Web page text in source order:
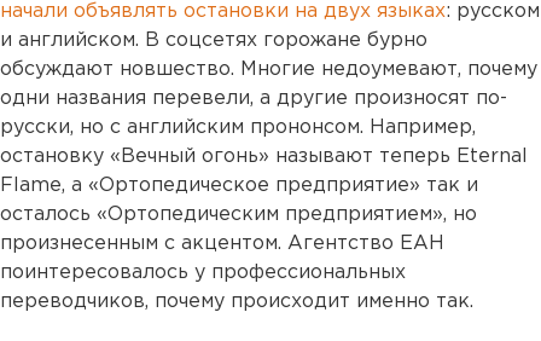
начали объявлять остановки на двух языках: русском
и английском. В соцсетях горожане бурно
обсуждают новшество. Многие недоумевают, почему
одни названия перевели, а другие произносят по-
русски, но с английским прононсом. Например,
остановку «Вечный огонь» называют теперь Eternal
Flame, а «Ортопедическое предприятие» так и
осталось «Ортопедическим предприятием», но
произнесенным с акцентом. Агентство ЕАН
поинтересовалось у профессиональных
переводчиков, почему происходит именно так.